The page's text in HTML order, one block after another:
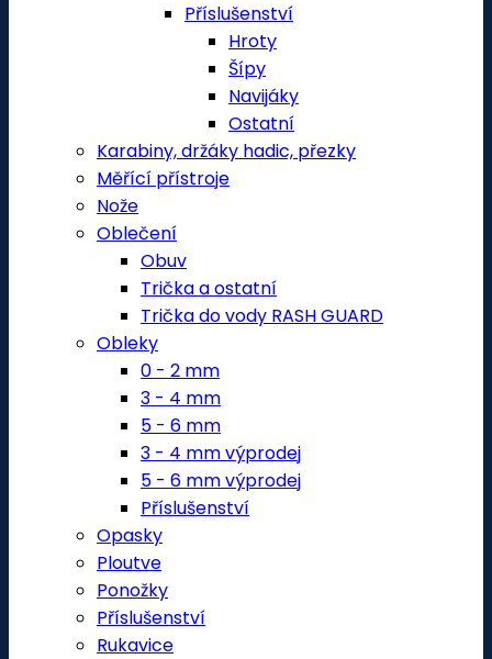
Příslušenství
Hroty
Šípy
Navijáky
Ostatní
Karabiny, držáky hadic, přezky
Měřící přístroje
Nože
Oblečení
Obuv
Trička a ostatní
Trička do vody RASH GUARD
Obleky
0 - 2 mm
3 - 4 mm
5 - 6 mm
3 - 4 mm výprodej
5 - 6 mm výprodej
Příslušenství
Opasky
Ploutve
Ponožky
Příslušenství
Rukavice